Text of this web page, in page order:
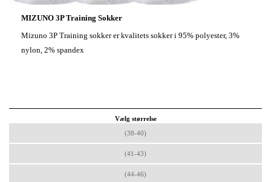
MIZUNO 3P Training Sokker
Mizuno 3P Training sokker erkvalitets sokker i 95% polyester, 3%
nylon, 2% spandex
Vælg størrelse
(38-40)
(41-43)
(44-46)